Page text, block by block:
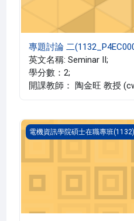
專題討論 二
英文名稱: Seminar II;
學分數：2;
開課教師： 陶金旺 教授
光通訊原理
電機資訊學院碩士在職專班(1132)